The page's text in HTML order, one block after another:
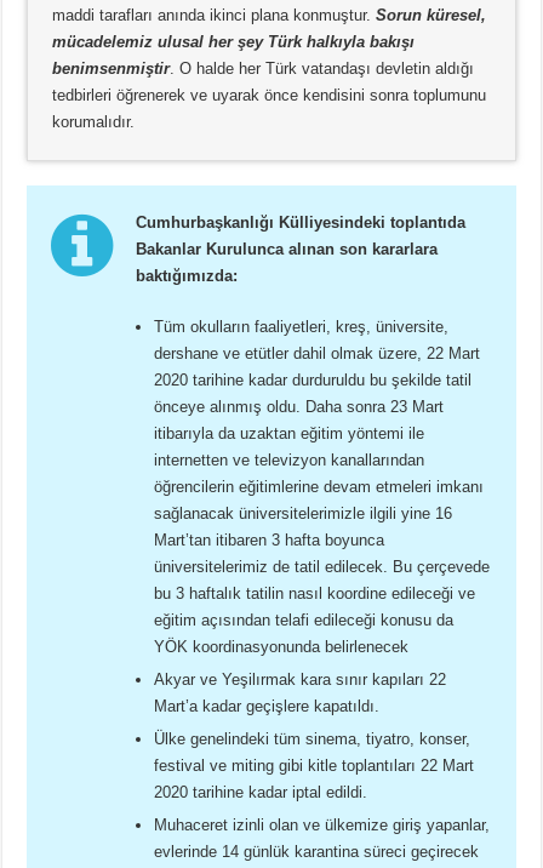
maddi tarafları anında ikinci plana konmuştur.Sorun küresel,
mücadelemiz ulusal her şey Türk halkıyla bakışı
benimsenmiştir. O halde her Türk vatandaşı devletin aldığı
tedbirleri öğrenerek ve uyarak önce kendisini sonra toplumunu
korumalıdır.
Cumhurbaşkanlığı Külliyesindeki toplantıda
Bakanlar Kurulunca alınan son kararlara
baktığımızda:
Tüm okulların faaliyetleri, kreş, üniversite,
dershane ve etütler dahil olmak üzere, 22 Mart
2020 tarihine kadar durduruldu bu şekilde tatil
önceye alınmış oldu. Daha sonra 23 Mart
itibarıyla da uzaktan eğitim yöntemi ile
internetten ve televizyon kanallarından
öğrencilerin eğitimlerine devam etmeleri imkanı
sağlanacak üniversitelerimizle ilgili yine 16
Mart’tan itibaren 3 hafta boyunca
üniversitelerimiz de tatil edilecek. Bu çerçevede
bu 3 haftalık tatilin nasıl koordine edileceği ve
eğitim açısından telafi edileceği konusu da
YÖK koordinasyonunda belirlenecek
Akyar ve Yeşilırmak kara sınır kapıları 22
Mart’a kadar geçişlere kapatıldı.
Ülke genelindeki tüm sinema, tiyatro, konser,
festival ve miting gibi kitle toplantıları 22 Mart
2020 tarihine kadar iptal edildi.
Muhaceret izinli olan ve ülkemize giriş yapanlar,
evlerinde 14 günlük karantina süreci geçirecek